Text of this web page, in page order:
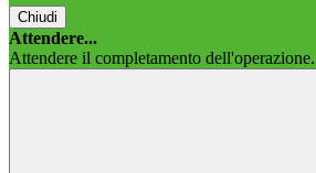
Chiudi
Attendere...
Attendere il completamento